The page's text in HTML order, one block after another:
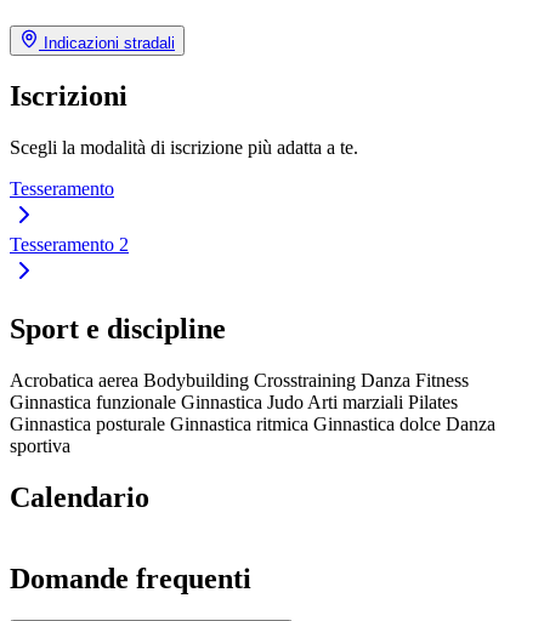
Indicazioni stradali
Iscrizioni
Scegli la modalità di iscrizione più adatta a te.
Tesseramento
Tesseramento 2
Sport e discipline
Acrobatica aerea Bodybuilding Crosstraining Danza Fitness
Ginnastica funzionale Ginnastica Judo Arti marziali Pilates
Ginnastica posturale Ginnastica ritmica Ginnastica dolce Danza
sportiva
Calendario
Domande frequenti